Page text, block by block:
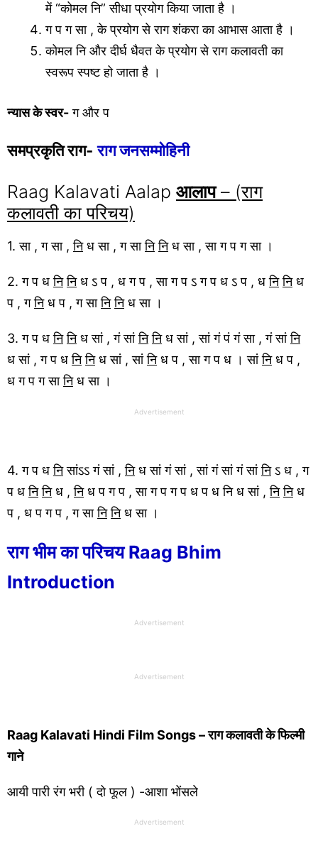
में “कोमल नि” सीधा प्रयोग किया जाता है ।
ग प ग सा , के प्रयोग से राग शंकरा का आभास आता है ।
कोमल नि और दीर्घ धैवत के प्रयोग से राग कलावती का
स्वरूप स्पष्ट हो जाता है ।
न्यास के स्वर-ग और प
समप्रकृति राग- राग जनसम्मोहिनी
Raag Kalavati Aalap आलाप– (राग
कलावती का परिचय)
1. सा , ग सा ,निध सा , ग सानि निध सा , सा ग प ग सा ।
2. ग प धनि निध ऽ प , ध ग प , सा ग प ऽ ग प ध ऽ प , धनि निध
प , गनिध प , ग सानि निध सा ।
3. ग प धनि निध सां , गं सांनि निध सां , सां गं पं गं सा , गं सांनि
ध सां , ग प धनि निध सां , सांनिध प , सा ग प ध । सांनिध प ,
ध ग प ग सानिध सा ।
Advertisement
4. ग प धनिसांऽऽ गं सां ,निध सां गं सां , सां गं सां गं सांनिऽ ध , ग
प धनि निध ,निध प ग प , सा ग प ग प ध प ध नि ध सां ,नि निध
प , ध प ग प , ग सानि निध सा ।
राग भीम का परिचय Raag Bhim
Introduction
Advertisement
Advertisement
Raag Kalavati Hindi Film Songs – राग कलावती के फिल्मी
गाने
आयी पारी रंग भरी ( दो फूल ) -आशा भोंसले
Advertisement